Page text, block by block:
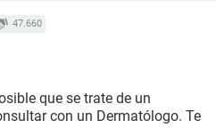
47.660
que se trate de un
con un Dermatólogo. Te